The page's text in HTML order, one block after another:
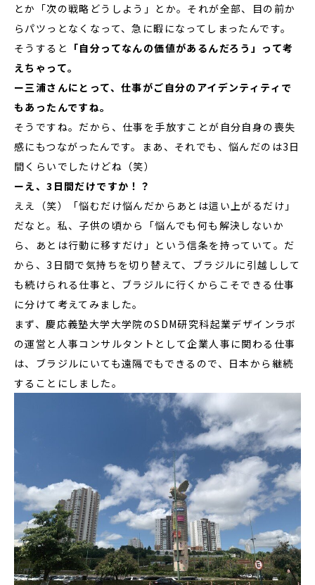
とか「次の戦略どうしよう」とか。それが全部、目の前か
らパツっとなくなって、急に暇になってしまったんです。
そうすると 「自分ってなんの価値があるんだろう」って考
えちゃって。
ー三浦さんにとって、仕事がご自分のアイデンティティで
もあったんですね。
そうですね。だから、仕事を手放すことが自分自身の喪失
感にもつながったんです。まあ、それでも、悩んだのは3日
間くらいでしたけどね（笑）
ーえ、3日間だけですか！？
ええ（笑）「悩むだけ悩んだからあとは這い上がるだけ」
だなと。私、子供の頃から「悩んでも何も解決しないか
ら、あとは行動に移すだけ」という信条を持っていて。だ
から、3日間で気持ちを切り替えて、ブラジルに引越しして
も続けられる仕事と、ブラジルに行くからこそできる仕事
に分けて考えてみました。
まず、慶応義塾大学大学院のSDM研究科起業デザインラボ
の運営と人事コンサルタントとして企業人事に関わる仕事
は、ブラジルにいても遠隔でもできるので、日本から継続
することにしました。